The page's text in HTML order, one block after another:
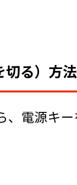
る）方
、電源キ